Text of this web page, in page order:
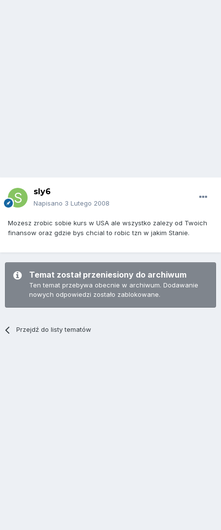
sly6
Napisano 3 Lutego 2008
Mozesz zrobic sobie kurs w USA ale wszystko zalezy od Twoich
finansow oraz gdzie bys chcial to robic tzn w jakim Stanie.
Temat został przeniesiony do archiwum
Ten temat przebywa obecnie w archiwum. Dodawanie
nowych odpowiedzi zostało zablokowane.
Przejdź do listy tematów